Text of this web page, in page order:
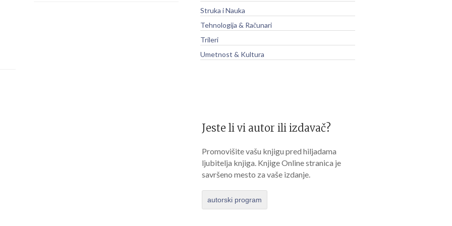
Struka i Nauka
Tehnologija & Računari
Trileri
Umetnost & Kultura
Jeste li vi autor ili izdavač?
Promovišite vašu knjigu pred hiljadama
ljubitelja knjiga. Knjige Online stranica je
savršeno mesto za vaše izdanje.
autorski program